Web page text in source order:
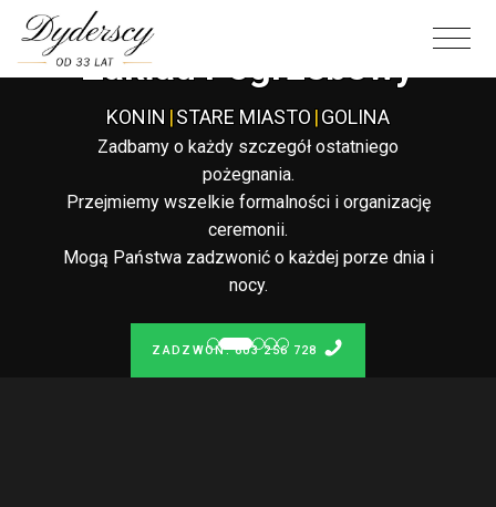
Całodobowy
Zakład Pogrzebowy
KONIN |STARE MIASTO |GOLINA
Zadbamy o każdy szczegół ostatniego
pożegnania.
Przejmiemy wszelkie formalności i organizację
ceremonii.
Mogą Państwa zadzwonić o każdej porze dnia i
nocy.
ZADZWOŃ: 603 256 728